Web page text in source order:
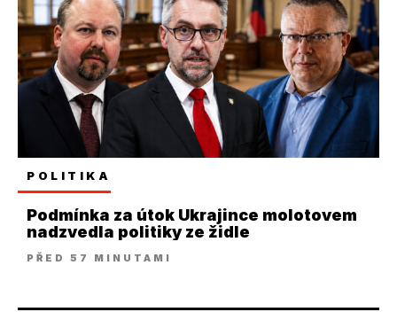
POLITIKA
Podmínka za útok Ukrajince molotovem
nadzvedla politiky ze židle
PŘED 57 MINUTAMI